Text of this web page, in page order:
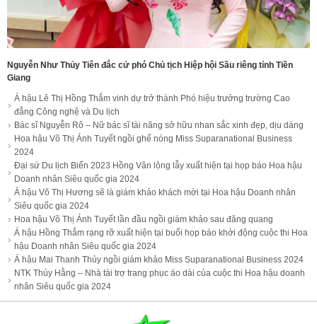
Nguyễn Như Thủy Tiên đắc cử phó Chủ tịch Hiệp hội Sầu riêng tỉnh Tiền
Giang
Á hậu Lê Thị Hồng Thắm vinh dự trở thành Phó hiệu trưởng trường Cao
đẳng Công nghệ và Du lịch
Bác sĩ Nguyễn Rô – Nữ bác sĩ tài năng sở hữu nhan sắc xinh đẹp, dịu dàng
Hoa hậu Võ Thị Ánh Tuyết ngồi ghế nóng Miss Suparanational Business
2024
Đại sứ Du lịch Biển 2023 Hồng Vân lộng lẫy xuất hiện tại họp báo Hoa hậu
Doanh nhân Siêu quốc gia 2024
Á hậu Võ Thị Hương sẽ là giám khảo khách mời tại Hoa hậu Doanh nhân
Siêu quốc gia 2024
Hoa hậu Võ Thị Ánh Tuyết lần đầu ngồi giám khảo sau đăng quang
Á hậu Hồng Thắm rạng rỡ xuất hiện tại buổi họp báo khởi động cuộc thi Hoa
hậu Doanh nhân Siêu quốc gia 2024
Á hậu Mai Thanh Thủy ngồi giám khảo Miss Suparanational Business 2024
NTK Thúy Hằng – Nhà tài trợ trang phục áo dài của cuộc thi Hoa hậu doanh
nhân Siêu quốc gia 2024